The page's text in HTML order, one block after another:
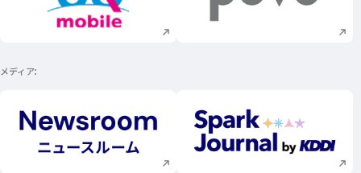
新規ウィンドウで開く 新規ウィンドウで
メディア
新規ウィンドウで開く 新規ウィンドウで